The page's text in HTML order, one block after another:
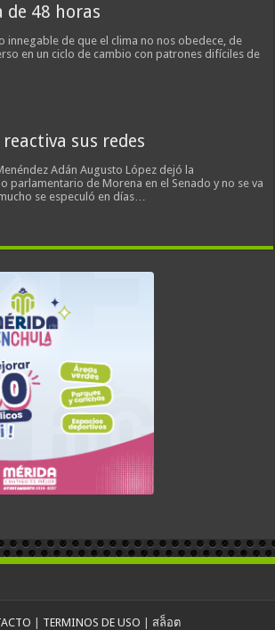
de 48 horas
innegable de que el clima no nos obedece, de
en un ciclo de cambio con patrones difíciles de
sus redes
Adán Augusto López dejó la
parlamentario de Morena en el Senado y no se va
se especuló en días…
TERMINOS DE USO สล็อต